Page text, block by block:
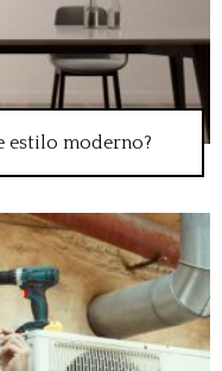
estilo moderno?